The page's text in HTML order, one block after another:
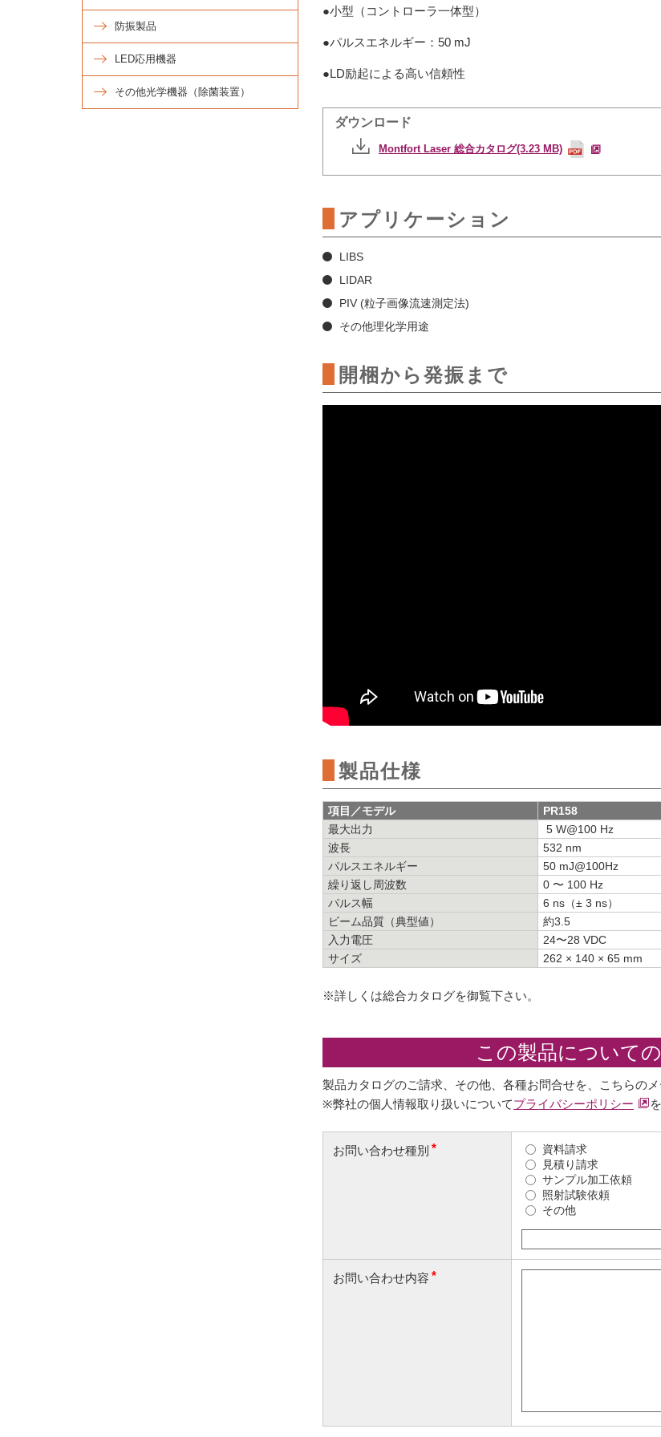
防振製品
LED応用機器
その他光学機器（除菌装置）
●小型（コントローラ一体型）
●パルスエネルギー：50 mJ
●LD励起による高い信頼性
ダウンロード
Montfort Laser 総合カタログ(3.23 MB)
アプリケーション
LIBS
LIDAR
PIV (粒子画像流速測定法)
その他理化学用途
開梱から発振まで
製品仕様
項目／モデル
PR158
最大出力
5 W@100 Hz
波長
532 nm
パルスエネルギー
50 mJ@100Hz
繰り返し周波数
0 〜 100 Hz
パルス幅
6 ns（± 3 ns）
ビーム品質（典型値）
約3.5
入力電圧
24〜28 VDC
サイズ
262 × 140 × 65 mm
※詳しくは総合カタログを御覧下さい。
この製品について
製品カタログのご請求、その他、各種お問合せを、こちらの
※弊社の個人情報取り扱いについてプライバシーポリシー